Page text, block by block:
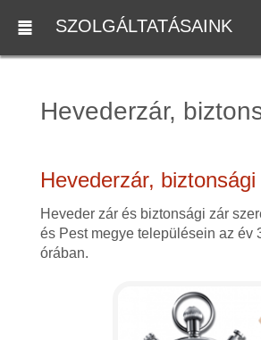
SZOLGÁLTATÁSAINK
Hevederzár,
Hevederzár,
Heveder zár és biztonsági zár
és Pest megye településein az év
órában.